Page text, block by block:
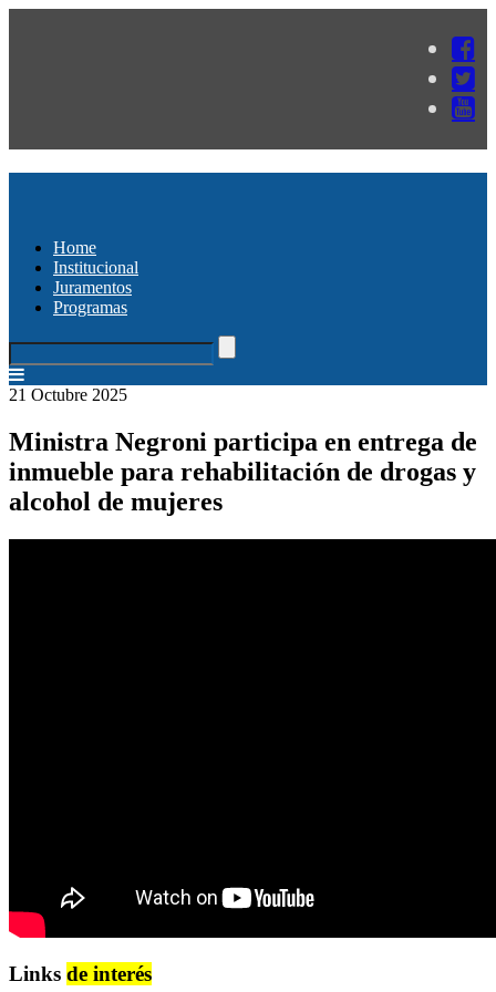
Home
Institucional
Juramentos
Programas
21 Octubre 2025
Ministra Negroni participa en entrega de
inmueble para rehabilitación de drogas y
alcohol de mujeres
Links de interés